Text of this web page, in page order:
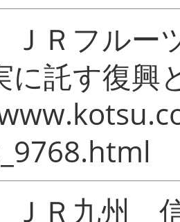
Ｒフルー
託す復興
Ｒ九州 信